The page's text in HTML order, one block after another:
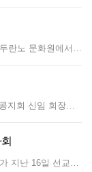
코윈 홍콩(지회장 윤덕란)은 5월 8일 상환에 위치한 두란노 문화원에서 한인 장자들을 위한 특별 바자회를 개최한다. 오전 10시부터 오후 4시까지 열리는 특별 바자회는 안마기, 실버스타 주방용품, 의류 및 악세사리, 콩국 및 밑반찬과 떡 등 다양한 먹거리와 볼거리를 준비했다. 이번 바자회는 가정의 달과 어버이 날을 맞아 홍콩에 거주하는 65세 이상 어르신들에게 점심식사를 대접하기 위한 모금마련에 목적을 두었다. 윤덕란 신임 지회장은“홍콩 어른들께 따뜻한 점심과 선물을 드리면서 홍콩 교민들과의 관계를 돈독히 하고 세대간 효의 의미를 되새기기 위해 행사를 마련했다”고 취지를 밝혔다. 이번 행사는 두란노 문화원, 실버스타, 파랑회, 요셉이네 보석이 후원한다.
지난 8일 코윈(KOWIN 세계한민족여성네트워크) 홍콩지회 신임 회장단이 총영사관을 방문해 올해 활동 계획에 대해 의견을 나누었다. 김옥희 코윈 담당관을 비롯해 윤덕란회장, 이미화 부회장, 이정규 회계가 총영사관을 방문했다. 코윈측은 전반적인활동에 대해 설명하고 앞으로 개최할 다양한코윈의 활동에 총영사관의 적극적인 협조를 구했다. 조용천 총영사와 전인석 교민 담당 영사가 배석한 자리에서 김옥희 담당관과 윤덕란회장은 5월 8일 장자들을 위해 열리는 미니 바자회에 대한 취지를 설명하고 홍콩 차세대 여성에 관한 폭넓은 의견을 교환했다. 이후 코윈 회장단은 퍼시픽 클럽으로자리를 옮겨 제 2차 코윈 임원 회의를 열었으며 이 자리에서 2013년에 개최할 사업 계획을 정리 했다. 윤덕란 신임 회장은“수동적인 생활에서 과감히 벗어나 진정한 삶의 의미를 찾고 풍요롭게 경영하기 위해 코윈과 더불어 섬기겠다”고 포부를 밝혔다. 윤덕란 회장은 새로 들어온 임원들 소개와 앞으로 있을 활동에 대해 임원들 간의 긴밀한 협조를 당부했다. 코윈 홍콩지회의 올해 상반기 활동으로는 5월 8일에 있을 미니 특별바자회, 홍콩한국국제학교와 토요학교 고등학생을 대상으로한 환경보호 공모전, 차세대를 위한 멘토와의 만남 등이 있다.
침사추이 중심에 위치한 홍콩동신교회(김성준 목사)가 지난 16일 선교바자회를 열어 성황을 이뤘다. 동신교회의 선교바자회는 설립 30주년을 맞았던 2010년부터 더욱 활기차게 커지고 있다. 당시 동신교회 바자회 소문을 듣고 찾아온 인근 홍콩인들의 호기심을 외면하지 않았다. 동신교회는 매년 중국어 포스터와 팜플렛을 제작 배포한 결과 홍콩인들의 발길이 점점 많아지고 있다. 김성준 목사는“홍콩인들이 한식을 많이 사는 것은 아니지만 잠시 한국문화를 접할 수 있고 결과적으로 한국인 교회 문화를 간접적으로 체험할 수 있는 기회가 된다”고 설명했다. 이날 10층에서는 영양떡, 식혜, 족발, 봄동겉절이, 건어물, 유기농 야채, 냉면, 잡채, 각종 젓갈, 불고기꼬치 등의 먹거리가 판매됐다. 또 생활주방용품, 화장품, 악세서리, 건강식품, 스포츠용품, 밍크조끼, 지갑 등 다양한 제품들이 인기를 끌었다. 동신교회는 바자회를 통해 선교사업뿐만 아니라 홍콩지역 사회를 위한 나눔의 실천도 이어가고 있다. 오래 전부터 양로원과 장애시설에 휠체어와 설비들을 꾸준히 기증해왔고 지난 2010년 설립 30주년을 맞아 바자회 수익금과 기금을 모아 삼수이포에 위치한 에코 홈, 그리고 침사초이의 해피 홈 등 두 곳의 양로원에 휠체어 30대와 목욕용품을 기증했었다. 동신교회는 바자회뿐만 아니라 후 동신문화원, 동신문학상, 문화상, 사진전, 아기학교 등 문화사업에도 활발하게 진행되어 왔다. 김성준 목사는“예전에는 목회자들이 교회 일을 다 맡았었지만 이제는 교회 각 부서별로 위원회를 구성해서 평신도들이 직접 참여하고 있다. 그럴만한 능력도 있고 믿음이 있다. 감사할 뿐이다”라고 말했다. 이날 총영사관의 제영광 영사, 한인회 장은명 부회장, 홍콩코윈 김옥희 담당관등이 성금을 전달했다. 글/손정호 편집장사진 홍콩동신교회 제공